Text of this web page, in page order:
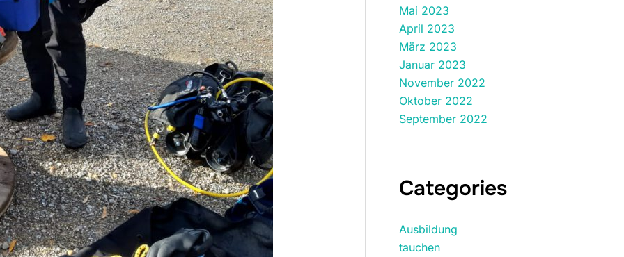
Mai 2023
April 2023
März 2023
Januar 2023
November 2022
Oktober 2022
September 2022
Categories
Ausbildung
tauchen